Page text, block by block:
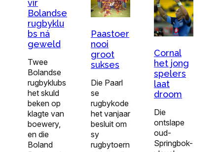
vir
Bolandse
rugbyklu
bs ná
geweld
Twee
Bolandse
rugbyklubs
het skuld
beken op
klagte van
boewery,
en die
Boland
Paastoer
nooi
groot
sukses
Die Paarl
se
rugbykode
het vanjaar
besluit om
sy
rugbytoern
Cornal
het jong
spelers
laat
droom
Die
ontslape
oud-
Springbok-